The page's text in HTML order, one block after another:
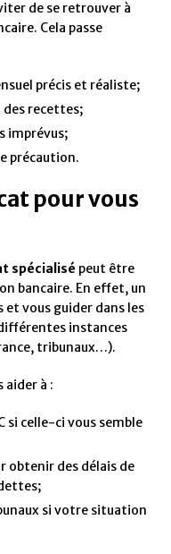
de se retrouver à
Cela passe
précis et réaliste;
des recettes;
imprévus;
précaution.
pour vous
spécialisé peut être
bancaire. En effet, un
vous guider dans les
instances
tribunaux…).
à :
si celle-ci vous semble
obtenir des délais de
si votre situation